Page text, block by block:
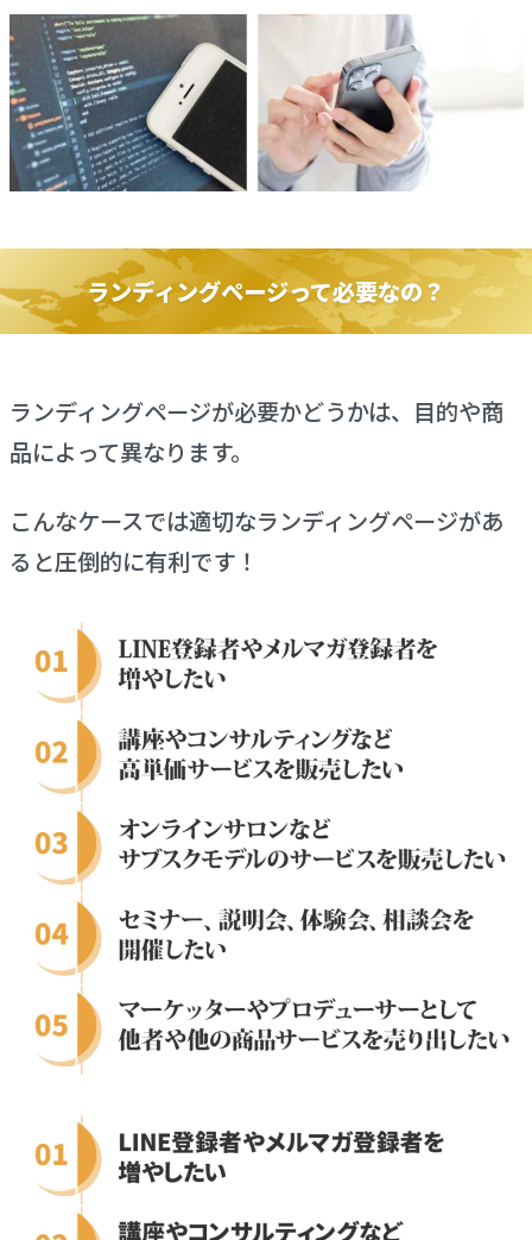
ランディングページって必要なの？
ランディングページが必要かどうかは、目的や商
品によって異なります。
こんなケースでは適切なランディングページがあ
ると圧倒的に有利です！